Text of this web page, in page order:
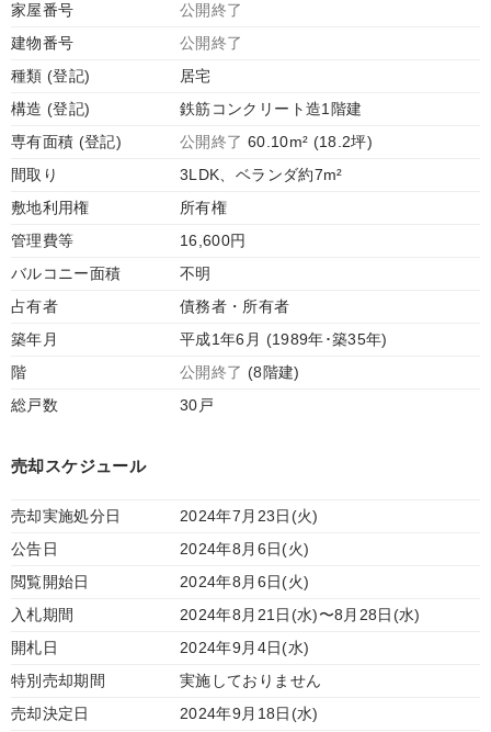
家屋番号
公開終了
建物番号
公開終了
種類 (登記)
居宅
構造 (登記)
鉄筋コンクリート造1階建
専有面積 (登記)
公開終了 60.10m² (18.2坪)
間取り
3LDK、ベランダ約7m²
敷地利用権
所有権
管理費等
16,600円
バルコニー面積
不明
占有者
債務者・所有者
築年月
平成1年6月 (1989年･築35年)
階
公開終了 (8階建)
総戸数
30戸
売却スケジュール
売却実施処分日
2024年7月23日(火)
公告日
2024年8月6日(火)
閲覧開始日
2024年8月6日(火)
入札期間
2024年8月21日(水)〜8月28日(水)
開札日
2024年9月4日(水)
特別売却期間
実施しておりません
売却決定日
2024年9月18日(水)